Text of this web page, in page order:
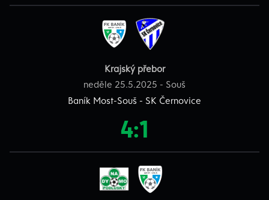
Krajský přebor
neděle 25.5.2025 - Souš
Baník Most-Souš - SK Černovice
4:1